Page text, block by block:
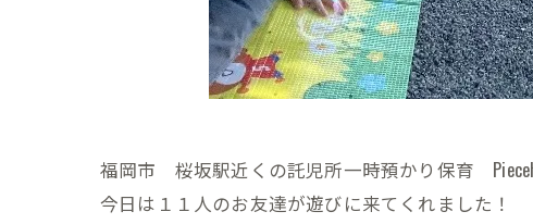
福岡市 桜坂駅近くの託児所一時預かり保育
今日は１１人のお友達が遊びに来てくれました！